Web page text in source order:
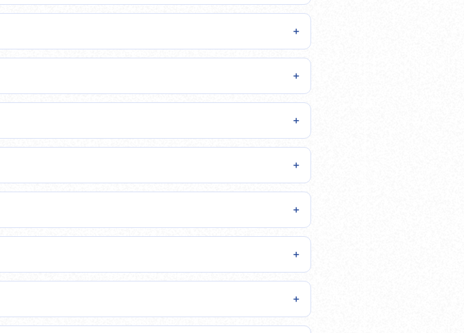
＋
＋
＋
＋
＋
＋
＋